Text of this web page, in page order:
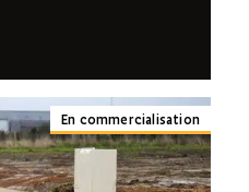
En commercialisation